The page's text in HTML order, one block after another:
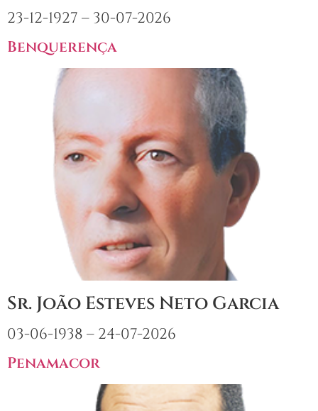
23-12-1927 – 30-07-2026
Benquerença
Sr. João Esteves Neto Garcia
03-06-1938 – 24-07-2026
Penamacor